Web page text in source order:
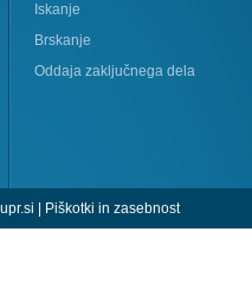
Iskanje
Brskanje
Oddaja zaključnega dela
| Piškotki in zasebnost